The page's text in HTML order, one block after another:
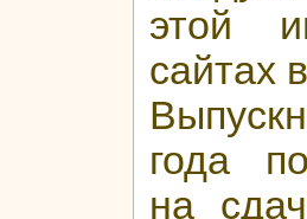
этой
сайтах
года
на